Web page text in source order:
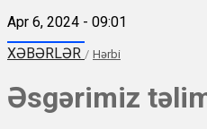
Apr 6, 2024 - 09:01
XƏBƏRLƏR / Hərbi
Əsgərimiz